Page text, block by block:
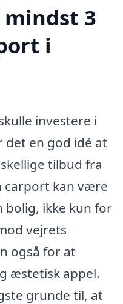
3
i
investere i
det en god idé at
tilbud fra
carport kan være
bolig, ikke kun for
vejrets
også for at
æstetisk appel.
grunde til, at